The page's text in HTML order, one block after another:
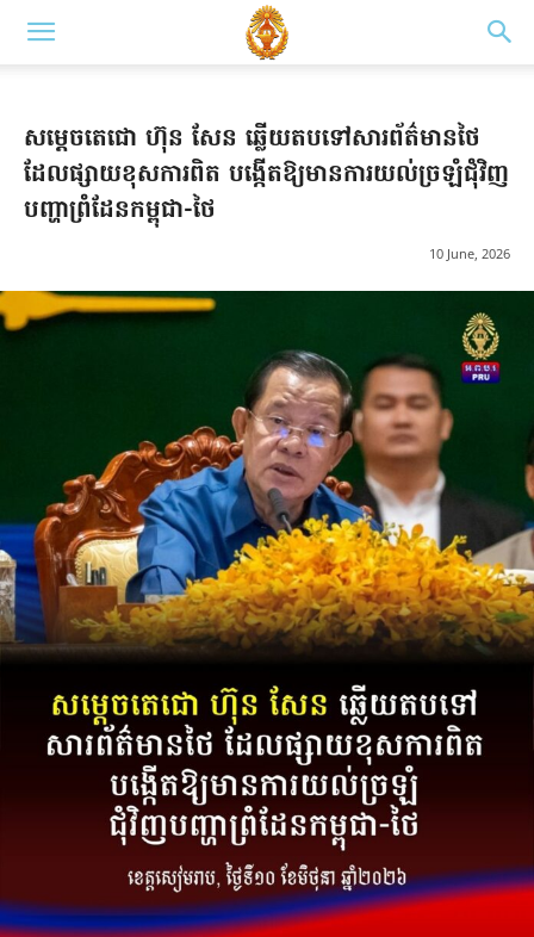
សម្តេចតេជោ ហ៊ុន សែន ឆ្លើយតបទៅសារព័ត៌មានថៃ
ដែលផ្សាយខុសការពិត បង្កើតឱ្យមានការយល់ច្រឡំជុំវិញ
បញ្ហាព្រំដែនកម្ពុជា-ថៃ
10 June, 2026